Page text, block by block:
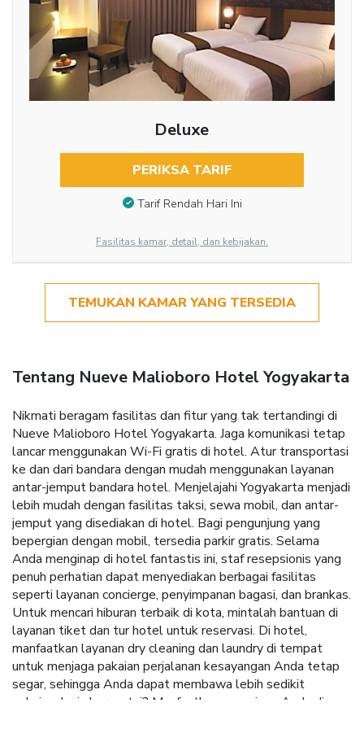
Deluxe
PERIKSA TARIF
Tarif Rendah Hari Ini
Fasilitas kamar, detail, dan kebijakan.
TEMUKAN KAMAR YANG TERSEDIA
Tentang Nueve Malioboro Hotel Yogyakarta
Nikmati beragam fasilitas dan fitur yang tak tertandingi di
Nueve Malioboro Hotel Yogyakarta. Jaga komunikasi tetap
lancar menggunakan Wi-Fi gratis di hotel. Atur transportasi
ke dan dari bandara dengan mudah menggunakan layanan
antar-jemput bandara hotel. Menjelajahi Yogyakarta menjadi
lebih mudah dengan fasilitas taksi, sewa mobil, dan antar-
jemput yang disediakan di hotel. Bagi pengunjung yang
bepergian dengan mobil, tersedia parkir gratis. Selama
Anda menginap di hotel fantastis ini, staf resepsionis yang
penuh perhatian dapat menyediakan berbagai fasilitas
seperti layanan concierge, penyimpanan bagasi, dan brankas.
Untuk mencari hiburan terbaik di kota, mintalah bantuan di
layanan tiket dan tur hotel untuk reservasi. Di hotel,
manfaatkan layanan dry cleaning dan laundry di tempat
untuk menjaga pakaian perjalanan kesayangan Anda tetap
segar, sehingga Anda dapat membawa lebih sedikit
pakaian. Ingin bersantai? Manfaatkan masa inap Anda di